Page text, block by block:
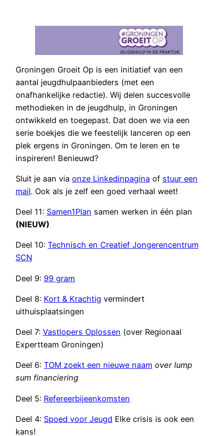
Groningen Groeit Op is een initiatief van een
aantal jeugdhulpaanbieders (met een
onafhankelijke redactie). Wij delen succesvolle
methodieken in de jeugdhulp, in Groningen
ontwikkeld en toegepast. Dat doen we via een
serie boekjes die we feestelijk lanceren op een
plek ergens in Groningen. Om te leren en te
inspireren! Benieuwd?
Sluit je aan via onze Linkedinpagina of stuur een
mail. Ook als je zelf een goed verhaal weet!
Deel 11: Samen1Plan samen werken in één plan
(NIEUW)
Deel 10: Technisch en Creatief Jongerencentrum
SCN
Deel 9: 99 gram
Deel 8: Kort & Krachtig vermindert
uithuisplaatsingen
Deel 7: Vastlopers Oplossen (over Regionaal
Expertteam Groningen)
Deel 6: TOM zoekt een nieuwe naam over lump
sum financiering
Deel 5: Refereerbijeenkomsten
Deel 4: Spoed voor Jeugd Elke crisis is ook een
kans!